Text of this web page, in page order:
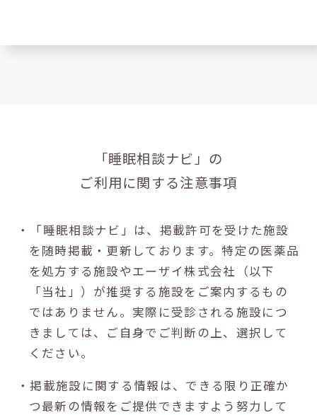
「睡眠相談ナビ」の
ご利用に関する注意事項
・「睡眠相談ナビ」は、掲載許可を受けた施設
を随時掲載・更新しております。特定の医薬品
を処方する施設やエーザイ株式会社（以下
「当社」）が推奨する施設をご案内するもの
ではありません。実際に受診される施設につ
きましては、ご自身でご判断の上、選択して
ください。
・掲載施設に関する情報は、できる限り正確か
つ最新の情報をご提供できますよう努力して